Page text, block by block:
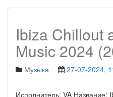
Ibiza Chillout
Music 2024
Музыка 27-07-2024,
Исполнитель: VA Название: